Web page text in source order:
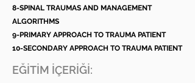
8-SPINAL TRAUMAS AND MANAGEMENT
ALGORITHMS
9-PRIMARY APPROACH TO TRAUMA PATIENT
10-SECONDARY APPROACH TO TRAUMA PATIENT
EĞİTİM İÇERİĞİ: